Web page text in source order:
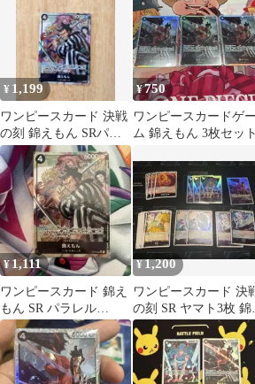
¥ 1,199
ワンピースカード 決戦
の刻 錦えもん SRパラ
レル
¥750
ワンピースカードゲー
ム 錦えもん 3枚セット
¥1,111
ワンピースカード 錦え
もん SR パラレル
OP16-082
¥1,200
ワンピースカード 決
の刻 SR ヤマト3枚 錦
もん 1枚 黒ヤマトパ
ーツ